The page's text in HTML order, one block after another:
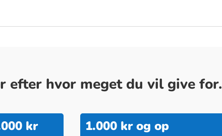
hvor meget du vil give for.
kr 1.000 kr og op